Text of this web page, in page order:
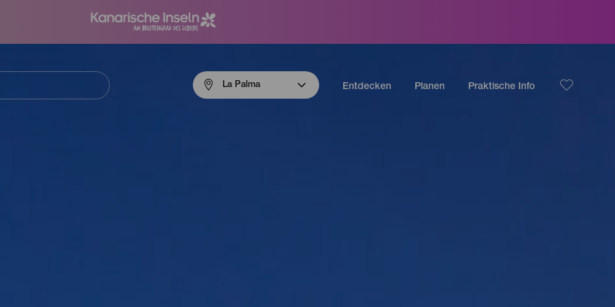
La Palma Entdecken Planen Praktische Info